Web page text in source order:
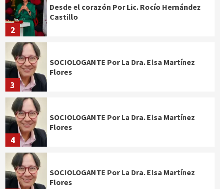
2
Desde el corazón Por Lic. Rocío Hernández
Castillo
3
SOCIOLOGANTE Por La Dra. Elsa Martínez
Flores
4
SOCIOLOGANTE Por La Dra. Elsa Martínez
Flores
SOCIOLOGANTE Por La Dra. Elsa Martínez
Flores